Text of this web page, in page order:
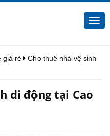
giá rẻ
Cho thuê nhà vệ sinh
di động tại Cao